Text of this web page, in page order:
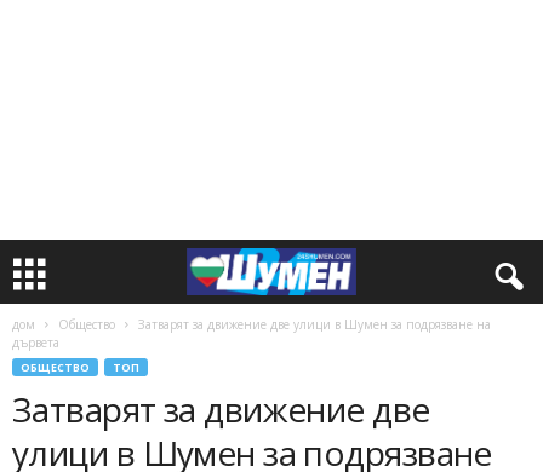
дом Общество
Затварят за движение две улици в Шумен за подрязване на
дървета
ОБЩЕСТВО ТОП
Затварят за движение две
улици в Шумен за подрязване